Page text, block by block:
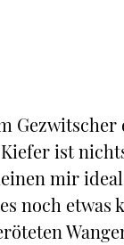
Gezwitscher
ist
mir
noch etwas